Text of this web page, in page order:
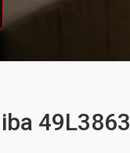
49L3863